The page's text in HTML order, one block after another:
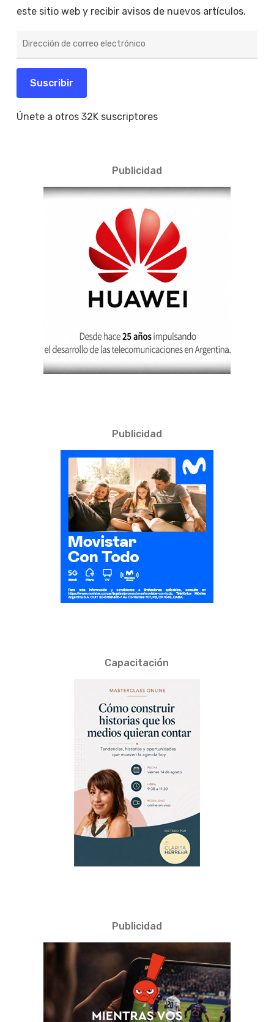
este sitio web y recibir avisos de nuevos artículos.
de
electrónico
Suscribir
Únete a otros 32K suscriptores
Publicidad
Publicidad
Capacitación
Publicidad